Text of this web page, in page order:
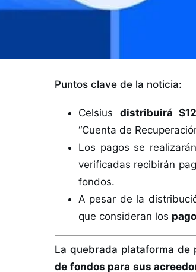
Puntos clave de la noticia:
Celsius distribuirá
“Cuenta de
Los pagos se
verificadas recibirán
fondos.
A pesar de la
que consideran los
La quebrada plataforma de
de fondos para sus